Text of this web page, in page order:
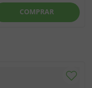
COMPRAR